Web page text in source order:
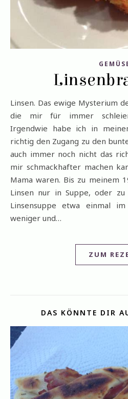
Linsen. Das ewige Mysterium der kleinen Hülsenfrüchte,
die mir für immer
Irgendwie habe ich in
richtig den Zugang zu den
auch immer noch nicht das
mir schmackhafter machen
Mama waren. Bis zu meinem
Linsen nur in Suppe, oder zu
Linsensuppe etwa einmal
weniger und…
ZUM
DAS KÖNNTE DIR